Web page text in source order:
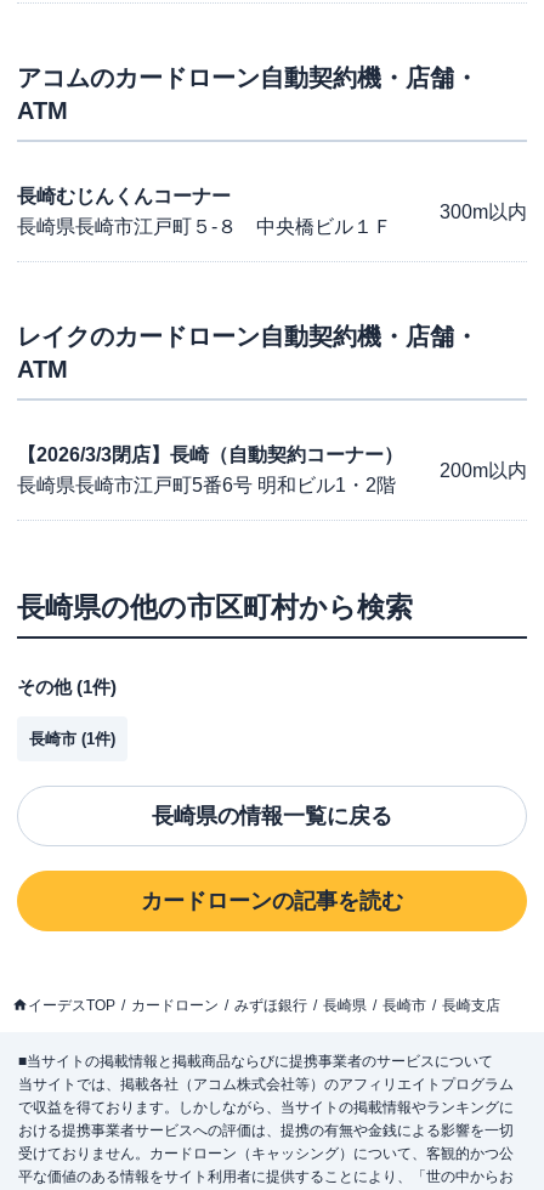
アコムのカードローン自動契約機・店舗・
ATM
長崎むじんくんコーナー
長崎県長崎市江戸町５-８ 中央橋ビル１Ｆ
300m以内
レイクのカードローン自動契約機・店舗・
ATM
【2026/3/3閉店】長崎（自動契約コーナー）
長崎県長崎市江戸町5番6号 明和ビル1・2階
200m以内
長崎県の他の市区町村から検索
その他(1件)
長崎市 (1件)
長崎県の情報一覧に戻る
カードローンの記事を読む
イーデスTOP カードローン みずほ銀行 長崎県 長崎市 長崎支店
■当サイトの掲載情報と掲載商品ならびに提携事業者のサービスについて
当サイトでは、掲載各社（アコム株式会社等）のアフィリエイトプログラム
で収益を得ております。しかしながら、当サイトの掲載情報やランキングに
おける提携事業者サービスへの評価は、提携の有無や金銭による影響を一切
受けておりません。カードローン（キャッシング）について、客観的かつ公
平な価値のある情報をサイト利用者に提供することにより、「世の中からお